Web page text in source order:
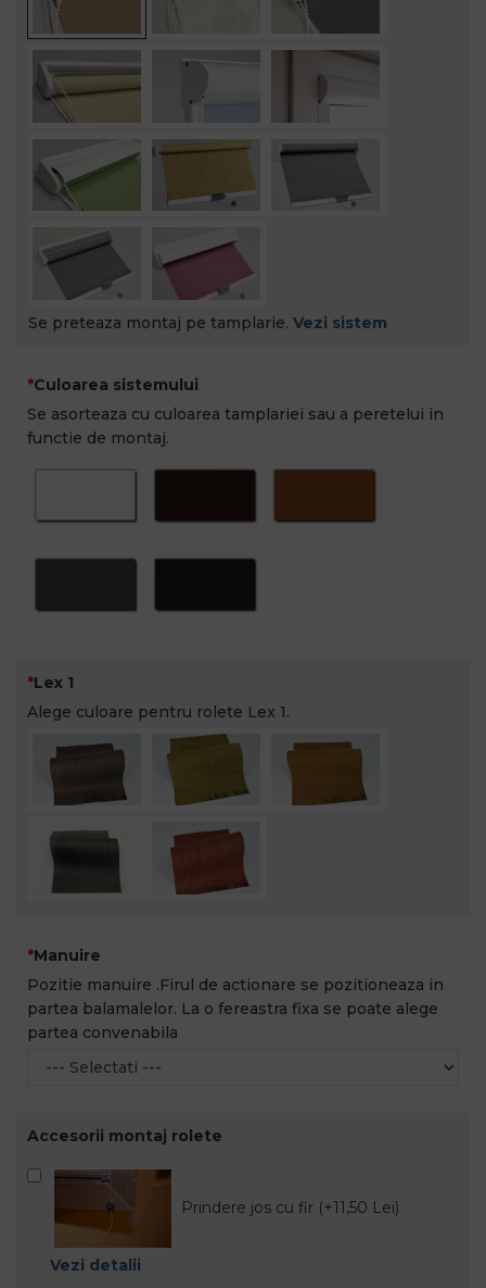
Se preteaza montaj pe tamplarie. Vezi sistem
Culoarea sistemului
Se asorteaza cu culoarea tamplariei sau a peretelui in
functie de montaj.
Lex 1
Alege culoare pentru rolete Lex 1.
Manuire
Pozitie manuire .Firul de actionare se pozitioneaza in
partea balamalelor. La o fereastra fixa se poate alege
partea convenabila
Accesorii montaj rolete
Prindere jos cu fir (+11,50 Lei)
Vezi detalii